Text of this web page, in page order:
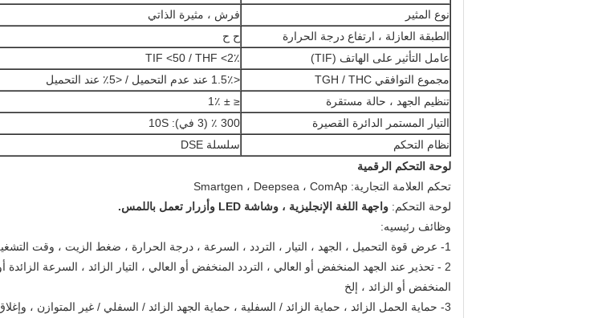
نوع المثير
فرش ، مثيرة الذاتي
الطبقة العازلة ، ارتفاع درجة الحرارة
ح ح
عامل التأثير على الهاتف (TIF)
TIF <50 / THF <2٪
مجموع التوافقي TGH / THC
<1.5٪ عند عدم التحميل / <5٪ عند التحميل
تنظيم الجهد ، حالة مستقرة
≤ ± 1٪
التيار المستمر الدائرة القصيرة
300 ٪ (3 في): 10S
نظام التحكم
سلسلة DSE
لوحة التحكم الرقمية
تحكم العلامة التجارية: Smartgen ، Deepsea ، ComAp
لوحة التحكم: واجهة اللغة الإنجليزية ، وشاشة LED وأزرار تعمل باللمس.
وظائف رئيسيه:
1- عرض قوة التحميل ، الجهد ، التيار ، التردد ، السرعة ، درجة الحرارة ، ضغط الزيت ، وقت التشغيل ، إلخ.
2 - تحذير عند الجهد المنخفض أو العالي ، التردد المنخفض أو العالي ، التيار الزائد ، السرعة الزائدة
المنخفض أو الزائد ، إلخ
3- حماية الحمل الزائد ، حماية الزائد / السفلية ، حماية الجهد الزائد / السفلي / غير المتوازن ، وإغلاق الزيت المنخفض